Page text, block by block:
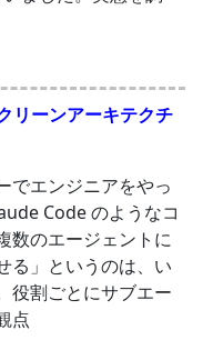
リーンアーキテクチ
でエンジニアをやっ
Code のようなコ
数のエージェントに
る」というのは、い
役割ごとにサブエー
点